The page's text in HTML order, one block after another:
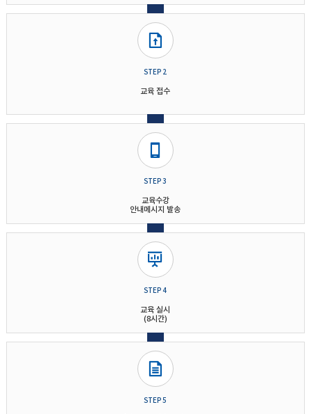
STEP 2
교육 접수
STEP 3
교육수강
안내메시지 발송
STEP 4
교육 실시
(8시간)
STEP 5